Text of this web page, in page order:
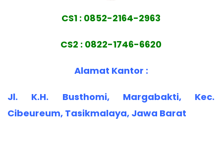
CS1 : 0852-2164-2963
CS2 : 0822-1746-6620
Alamat Kantor :
Jl. K.H. Busthomi, Margabakti, Kec.
Cibeureum, Tasikmalaya, Jawa Barat